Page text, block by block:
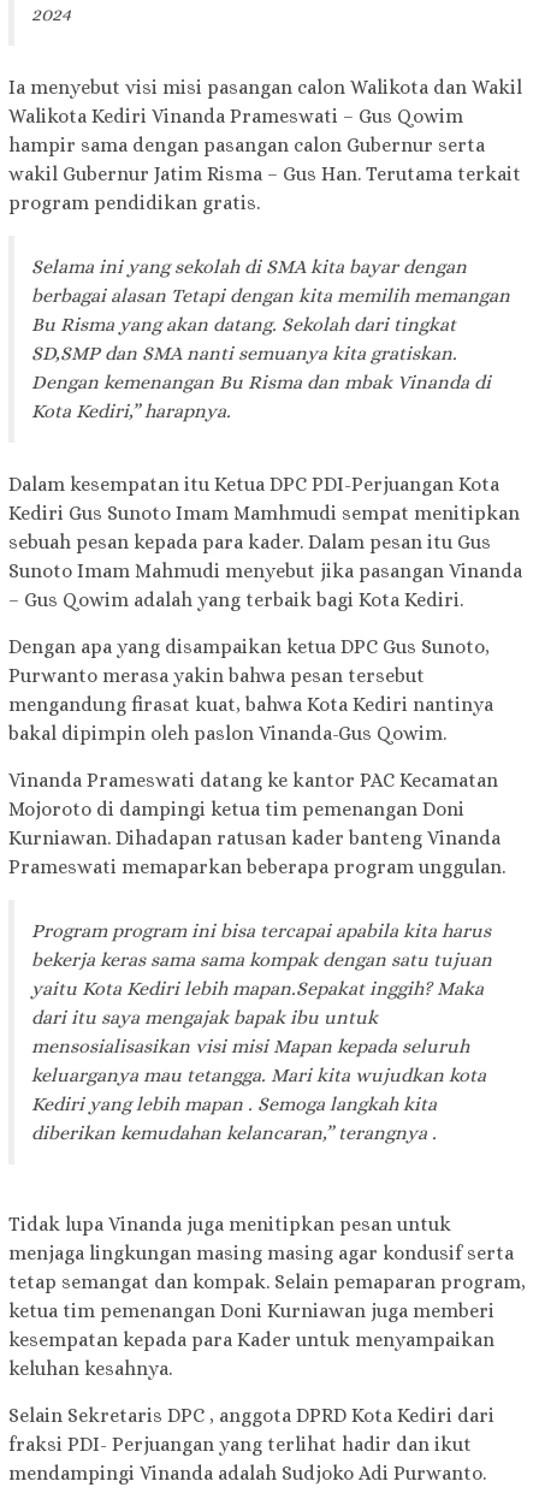
2024
Ia menyebut visi misi pasangan calon Walikota dan Wakil
Walikota Kediri Vinanda Prameswati – Gus Qowim
hampir sama dengan pasangan calon Gubernur serta
wakil Gubernur Jatim Risma – Gus Han. Terutama terkait
program pendidikan gratis.
Selama ini yang sekolah di SMA kita bayar dengan
berbagai alasan Tetapi dengan kita memilih memangan
Bu Risma yang akan datang. Sekolah dari tingkat
SD,SMP dan SMA nanti semuanya kita gratiskan.
Dengan kemenangan Bu Risma dan mbak Vinanda di
Kota Kediri,” harapnya.
Dalam kesempatan itu Ketua DPC PDI-Perjuangan Kota
Kediri Gus Sunoto Imam Mamhmudi sempat menitipkan
sebuah pesan kepada para kader. Dalam pesan itu Gus
Sunoto Imam Mahmudi menyebut jika pasangan Vinanda
– Gus Qowim adalah yang terbaik bagi Kota Kediri.
Dengan apa yang disampaikan ketua DPC Gus Sunoto,
Purwanto merasa yakin bahwa pesan tersebut
mengandung firasat kuat, bahwa Kota Kediri nantinya
bakal dipimpin oleh paslon Vinanda-Gus Qowim.
Vinanda Prameswati datang ke kantor PAC Kecamatan
Mojoroto di dampingi ketua tim pemenangan Doni
Kurniawan. Dihadapan ratusan kader banteng Vinanda
Prameswati memaparkan beberapa program unggulan.
Program program ini bisa tercapai apabila kita harus
bekerja keras sama sama kompak dengan satu tujuan
yaitu Kota Kediri lebih mapan.Sepakat inggih? Maka
dari itu saya mengajak bapak ibu untuk
mensosialisasikan visi misi Mapan kepada seluruh
keluarganya mau tetangga. Mari kita wujudkan kota
Kediri yang lebih mapan . Semoga langkah kita
diberikan kemudahan kelancaran,” terangnya .
Tidak lupa Vinanda juga menitipkan pesan untuk
menjaga lingkungan masing masing agar kondusif serta
tetap semangat dan kompak. Selain pemaparan program,
ketua tim pemenangan Doni Kurniawan juga memberi
kesempatan kepada para Kader untuk menyampaikan
keluhan kesahnya.
Selain Sekretaris DPC , anggota DPRD Kota Kediri dari
fraksi PDI- Perjuangan yang terlihat hadir dan ikut
mendampingi Vinanda adalah Sudjoko Adi Purwanto.